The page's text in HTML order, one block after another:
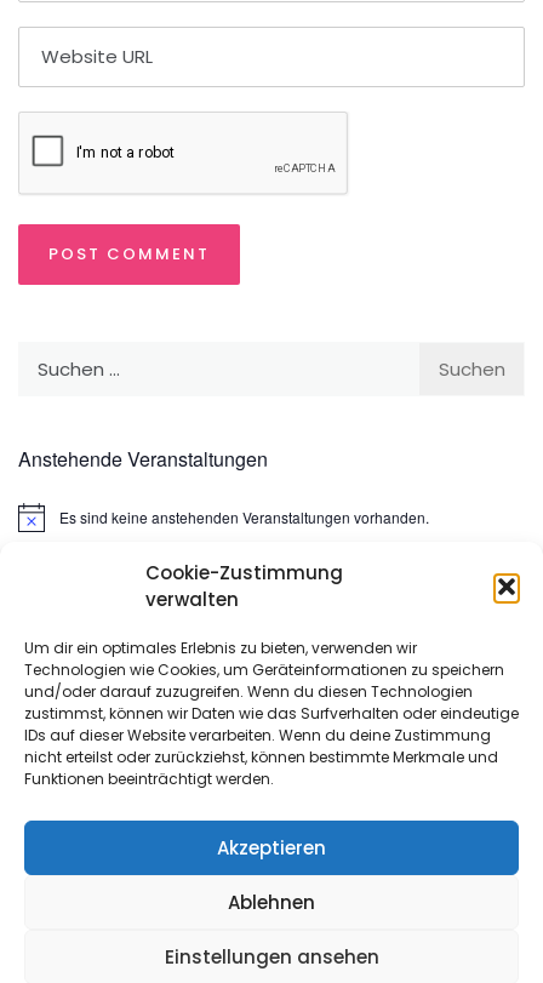
Cookie-Zustimmung
verwalten
Um dir ein optimales Erlebnis zu bieten, verwenden wir
Technologien wie Cookies, um Geräteinformationen zu speichern
und/oder darauf zuzugreifen. Wenn du diesen Technologien
zustimmst, können wir Daten wie das Surfverhalten oder eindeutige
IDs auf dieser Website verarbeiten. Wenn du deine Zustimmung
nicht erteilst oder zurückziehst, können bestimmte Merkmale und
Funktionen beeinträchtigt werden.
Akzeptieren
Ablehnen
Einstellungen ansehen
Anstehende Veranstaltungen
HinweisEs sind keine anstehenden Veranstaltungen vorhanden.
META
Anmelden
Eintrags-Feed
Kommentar-Feed
WordPress.org